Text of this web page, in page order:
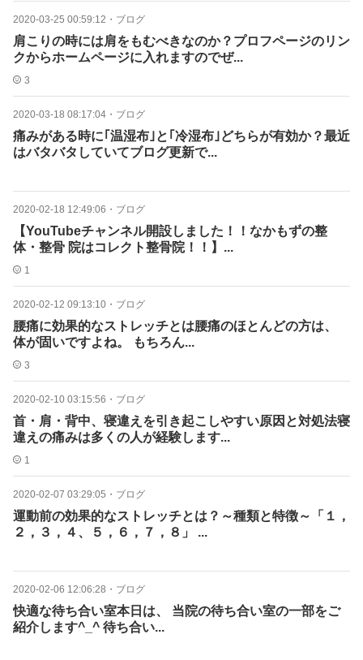
2020-03-25 00:59:12 ・ ブログ
肩こりの時には肩をもむべきなのか？プロフページのリン
クからホームページに入れますのでぜ...
3
2020-03-18 08:17:04 ・ ブログ
痛みがある時に｢温湿布｣と｢冷湿布｣どちらが有効か？最近
はバタバタしていてブログ更新で...
2020-02-18 12:49:06 ・ ブログ
【YouTubeチャンネル開設しました！！なかもずの整
体・整骨 院はコレクト整骨院！！】...
1
2020-02-12 09:13:10 ・ ブログ
腰痛に効果的なストレッチとは腰痛のほとんどの方は、
体が固いですよね。 もちろん...
3
2020-02-10 03:15:56 ・ ブログ
首・肩・背中、寝違えを引き起こしやすい原因と対処法寝
違えの痛みは多くの人が経験します...
1
2020-02-07 03:29:05 ・ ブログ
運動前の効果的なストレッチとは？～種類と特徴～「１，
２，３，４、５，６，７，８」 ...
2020-02-06 12:06:28 ・ ブログ
快適な待ち合い室本日は、 当院の待ち合い室の一部をご
紹介します^_^ 待ち合い...